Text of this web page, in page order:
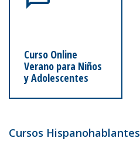
Curso Online
Verano para Niños
y Adolescentes
Cursos Hispanohablantes